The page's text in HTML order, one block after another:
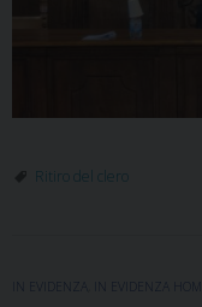
Ritiro del clero
IN EVIDENZA IN EVIDENZA HOME